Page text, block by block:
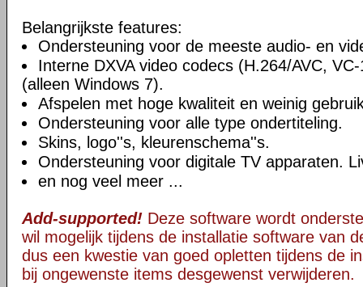
Belangrijkste features:
Ondersteuning voor de meeste audio- en
Interne DXVA video codecs (H.264/AVC,
(alleen Windows 7).
Afspelen met hoge kwaliteit en weinig
Ondersteuning voor alle type ondertiteling.
Skins, logo''s, kleurenschema''s.
Ondersteuning voor digitale TV apparaten.
en nog veel meer ...
Add-supported! Deze software wordt
wil mogelijk tijdens de installatie software van
dus een kwestie van goed opletten tijdens de
bij ongewenste items desgewenst verwijderen.